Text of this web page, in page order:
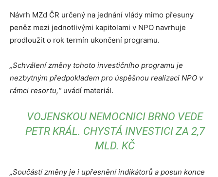
Návrh MZd ČR určený na jednání vlády mimo přesuny
peněz mezi jednotlivými kapitolami v NPO navrhuje
prodloužit o rok termín ukončení programu.
„Schválení změny tohoto investičního programu je
nezbytným předpokladem pro úspěšnou realizaci NPO v
rámci resortu,“uvádí materiál.
VOJENSKOU NEMOCNICI BRNO VEDE
PETR KRÁL. CHYSTÁ INVESTICI ZA 2,7
MLD. KČ
„Součástí změny je i upřesnění indikátorů a posun konce